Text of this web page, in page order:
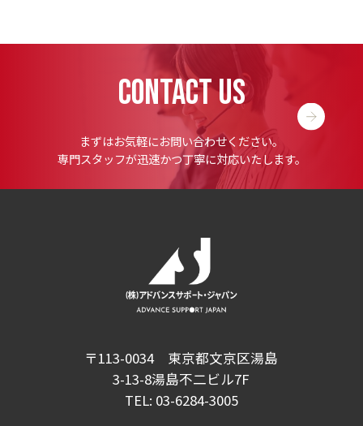
CONTACT US
まずはお気軽にお問い合わせください。
専門スタッフが迅速かつ丁寧に対応いたします。
〒113-0034 東京都文京区湯島
3-13-8湯島不二ビル7F
TEL: 03-6284-3005